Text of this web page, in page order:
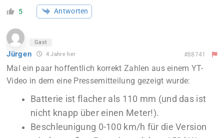
5 Antworten
Gast
Jürgen 4 Jahre her #88741
Mal ein paar hoffentlich korrekt Zahlen aus einem YT-
Video in dem eine Pressemitteilung gezeigt wurde:
Batterie ist flacher als 110 mm (und das ist
nicht knapp über einen Meter!).
Beschleunigung 0-100 km/h für die Version